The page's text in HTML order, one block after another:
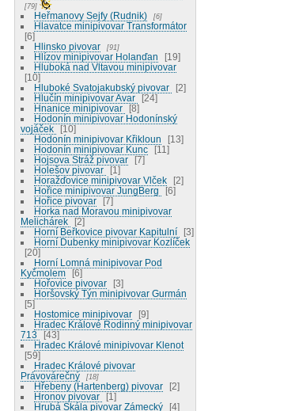
79
Heřmanovy Sejfy (Rudnik) 6
Hlavatce minipivovar Transformátor
6
Hlinsko pivovar
91
Hlízov minipivovar Holanďan
19
Hluboká nad Vltavou minipivovar
10
Hluboké Svatojakubský pivovar
2
Hlučín minipivovar Avar
24
Hnanice minipivovar
8
Hodonín minipivovar Hodonínský
vojáček
10
Hodonín minipivovar Křikloun
13
Hodonín minipivovar Kunc
11
Hojsova Stráž pivovar
7
Holešov pivovar
1
Horažďovice minipivovar Vlček
2
Hořice minipivovar JungBerg
6
Hořice pivovar
7
Horka nad Moravou minipivovar
Melichárek
2
Horní Beřkovice pivovar Kapitulní
3
Horní Dubenky minipivovar Kozlíček
20
Horní Lomná minipivovar Pod
Kyčmolem
6
Hořovice pivovar
3
Horšovský Týn minipivovar Gurmán
5
Hostomice minipivovar
9
Hradec Králové Rodinný minipivovar
713
43
Hradec Králové minipivovar Klenot
59
Hradec Králové pivovar
Právovárečný
18
Hřebeny (Hartenberg) pivovar
2
Hronov pivovar
1
Hrubá Skála pivovar Zámecký
4